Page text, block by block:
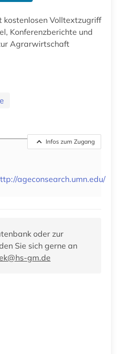
kostenlosen Volltextzugriff
Konferenzberichte und
Agrarwirtschaft
Infos zum Zugang
ageconsearch.umn.edu/
oder zur
Sie sich gerne an
gm.de